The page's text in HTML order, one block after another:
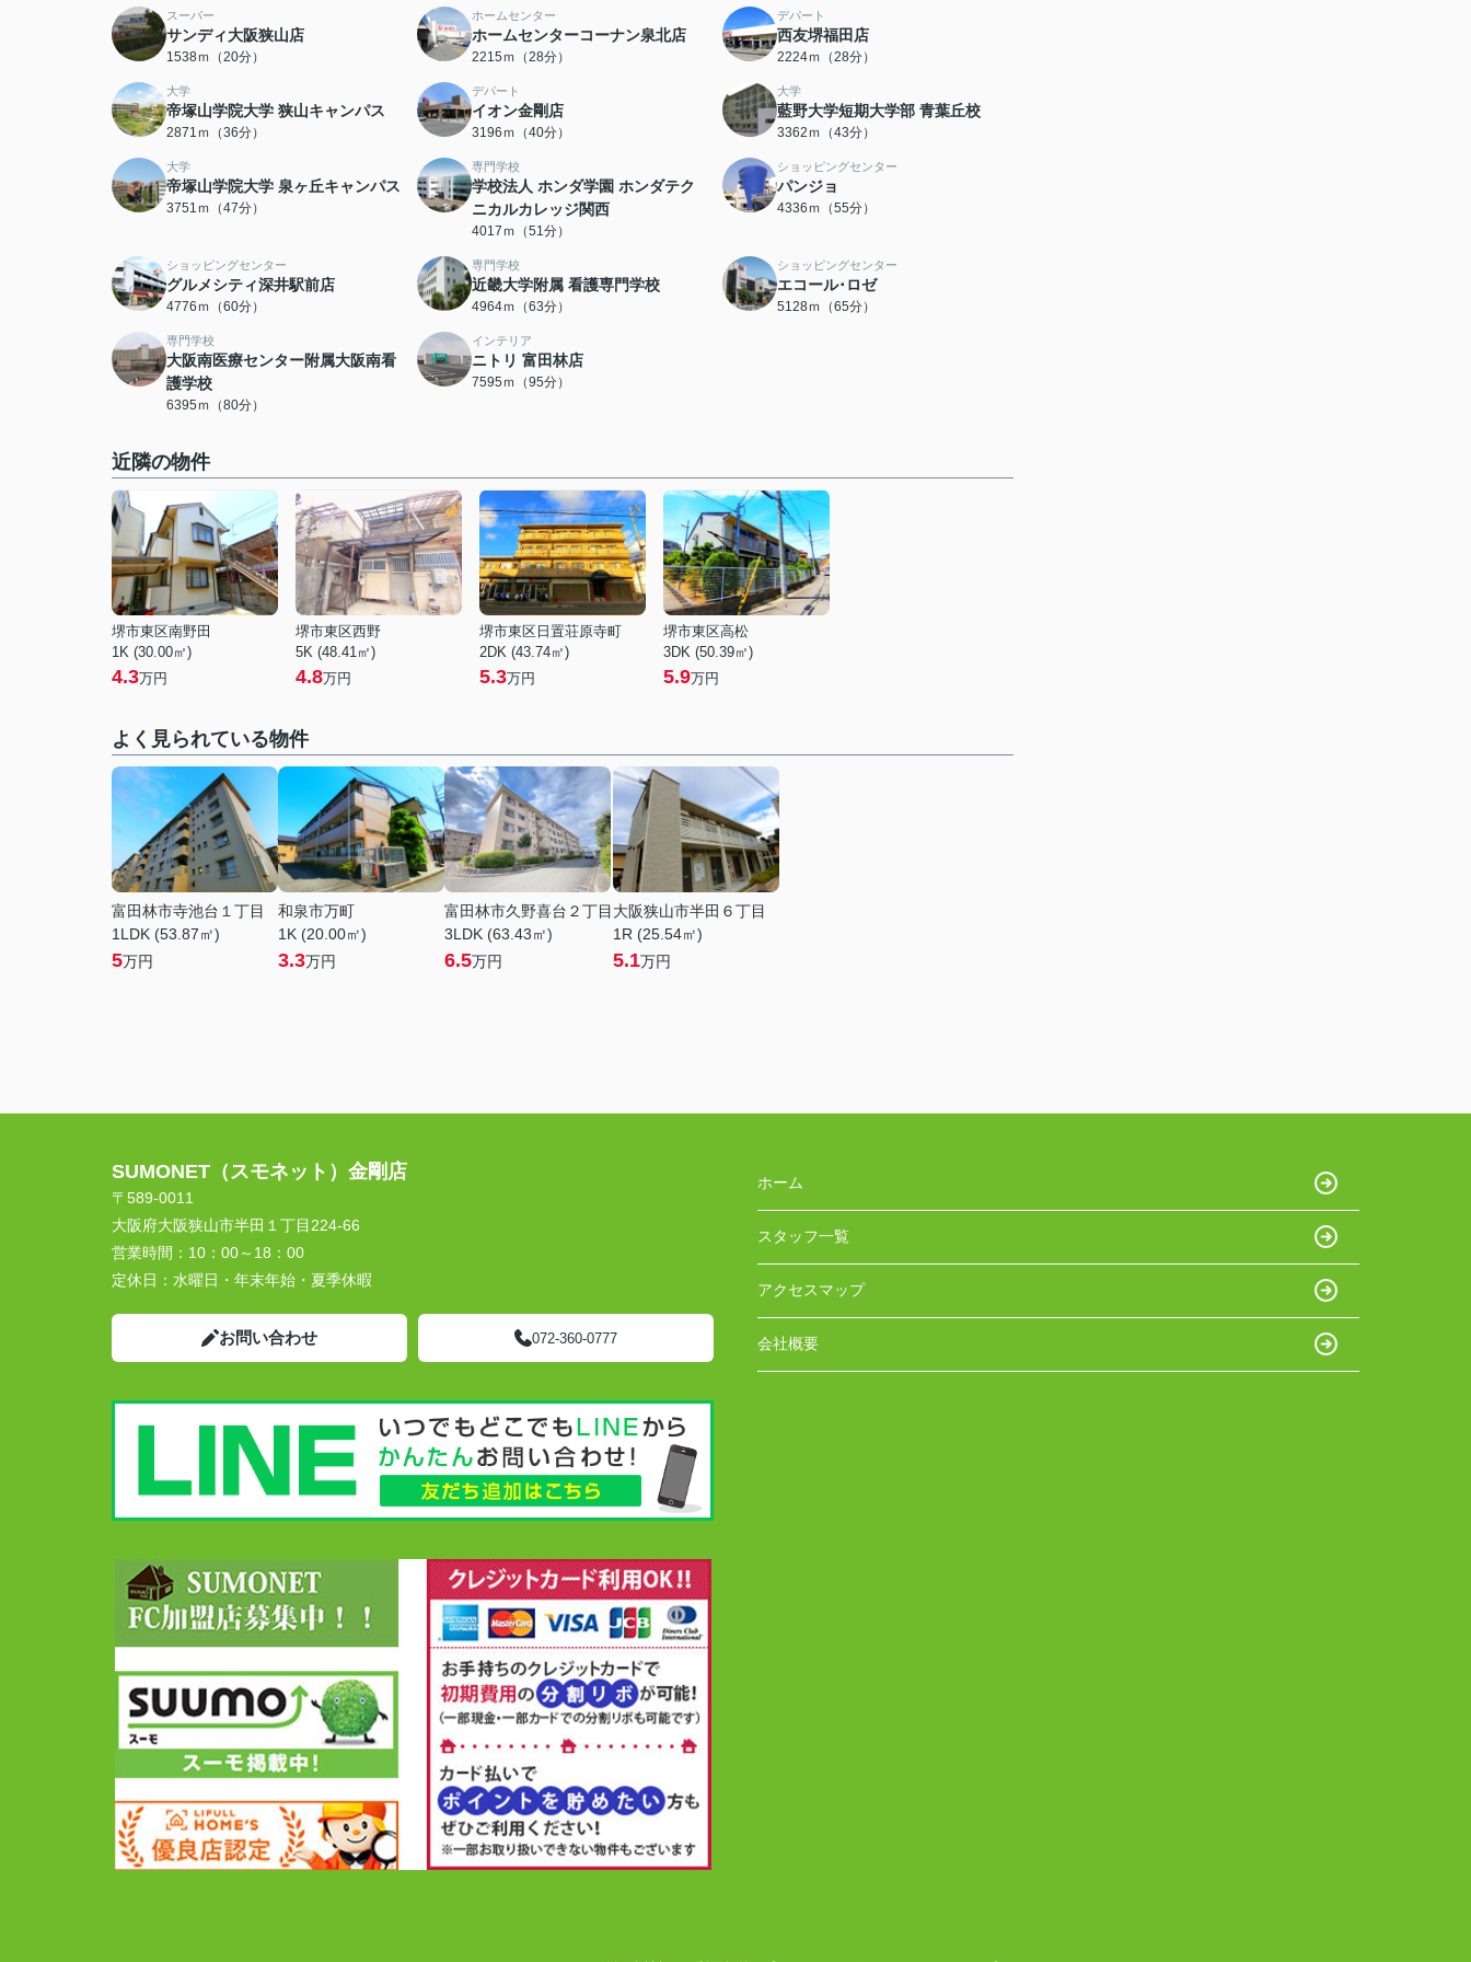
スーパー
サンディ大阪狭山店
1538ｍ（20分）
ホームセンター
ホームセンターコーナン泉北店
2215ｍ（28分）
デパート
西友堺福田店
2224ｍ（28分）
大学
帝塚山学院大学 狭山キャンパス
2871ｍ（36分）
デパート
イオン金剛店
3196ｍ（40分）
大学
藍野大学短期大学部 青葉丘校
3362ｍ（43分）
大学
帝塚山学院大学 泉ヶ丘キャンパス
3751ｍ（47分）
専門学校
学校法人 ホンダ学園 ホンダテク
ニカルカレッジ関西
4017ｍ（51分）
ショッピングセンター
パンジョ
4336ｍ（55分）
ショッピングセンター
グルメシティ深井駅前店
4776ｍ（60分）
専門学校
近畿大学附属 看護専門学校
4964ｍ（63分）
ショッピングセンター
エコール･ロゼ
5128ｍ（65分）
専門学校
大阪南医療センター附属大阪南看
護学校
6395ｍ（80分）
インテリア
ニトリ 富田林店
7595ｍ（95分）
近隣の物件
堺市東区南野田
1K (30.00㎡)
4.3万円
堺市東区西野
5K (48.41㎡)
4.8万円
堺市東区日置荘原寺町
2DK (43.74㎡)
5.3万円
堺市東区高松
3DK (50.39㎡)
5.9万円
よく見られている物件
富田林市寺池台１丁目
1LDK (53.87㎡)
5万円
和泉市万町
1K (20.00㎡)
3.3万円
富田林市久野喜台２丁目
3LDK (63.43㎡)
6.5万円
大阪狭山市半田６丁目
1R (25.54㎡)
5.1万円
SUMONET（スモネット）金剛店
〒589-0011
大阪府大阪狭山市半田１丁目224-66
営業時間： 10：00～18：00
定休日： 水曜日・年末年始・夏季休暇
お問い合わせ 072-360-0777
ホーム
スタッフ一覧
アクセスマップ
会社概要